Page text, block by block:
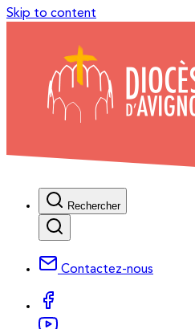
Skip to content
Rechercher
Contactez-nous